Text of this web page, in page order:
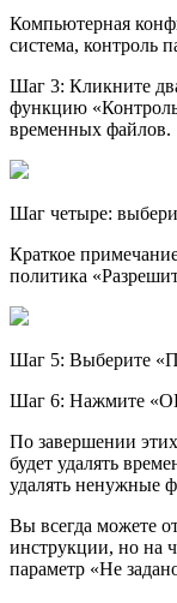
Компьютерная
система, контроль
Шаг 3: Кликните
функцию
временных файлов.
Шаг четыре:
Краткое
политика
Шаг 5: Выберите
Шаг 6: Нажмите
По завершении
будет удалять
удалять ненужные
Вы всегда можете
инструкции, но на
параметр «Не